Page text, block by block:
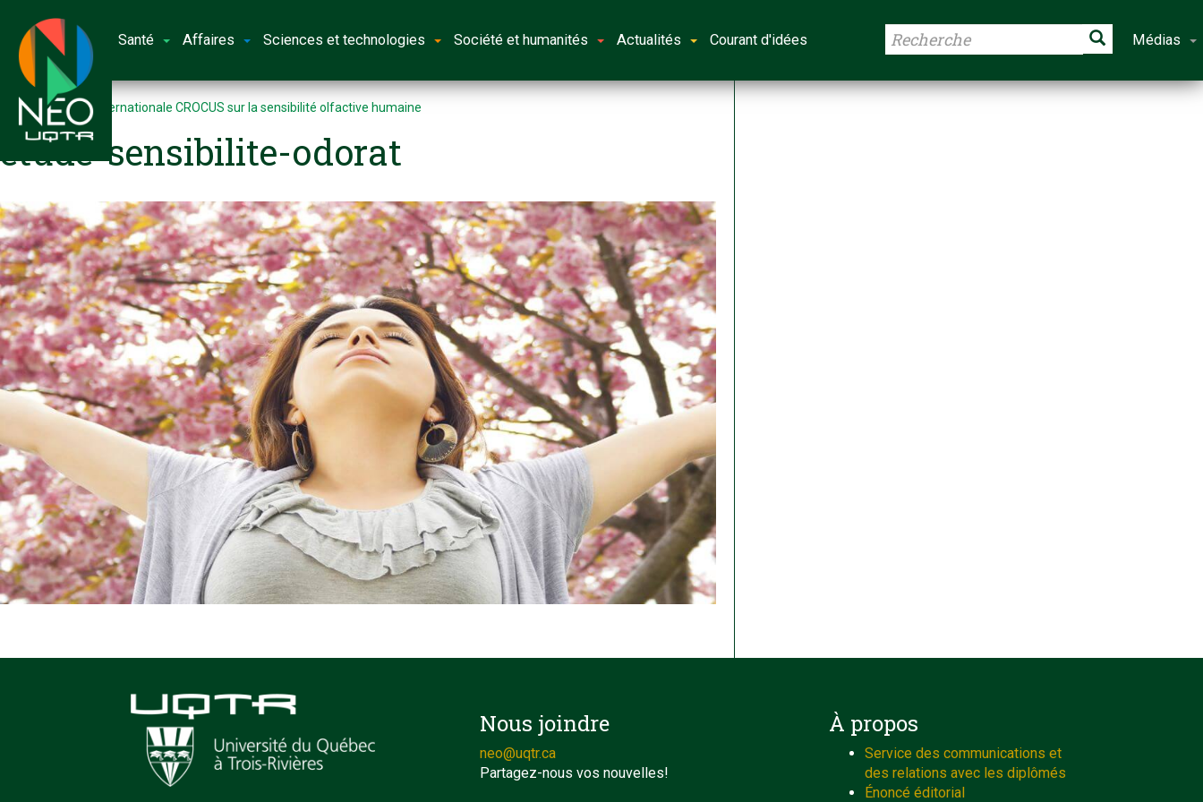
Santé Affaires Sciences et technologies Société et humanités Actualités Courant d'idées Médias
Accueil Étude internationale CROCUS sur la sensibilité olfactive humaine
etude-sensibilite-odorat
Nous joindre
neo@uqtr.ca
Partagez-nous vos nouvelles!
À propos
Service des communications et
des relations avec les diplômés
Énoncé éditorial